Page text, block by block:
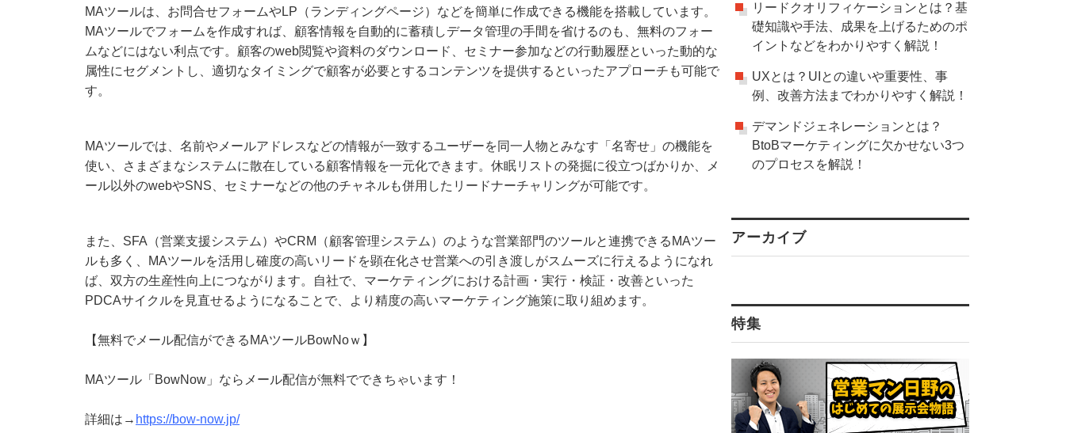
MAツールは、お問合せフォームやLP（ランディングページ）などを簡単に作成できる機能を搭載しています。
MAツールでフォームを作成すれば、顧客情報を自動的に蓄積しデータ管理の手間を省けるのも、無料のフォー
ムなどにはない利点です。顧客のweb閲覧や資料のダウンロード、セミナー参加などの行動履歴といった動的な
属性にセグメントし、適切なタイミングで顧客が必要とするコンテンツを提供するといったアプローチも可能で
す。
MAツールでは、名前やメールアドレスなどの情報が一致するユーザーを同一人物とみなす「名寄せ」の機能を
使い、さまざまなシステムに散在している顧客情報を一元化できます。休眠リストの発掘に役立つばかりか、メ
ール以外のwebやSNS、セミナーなどの他のチャネルも併用したリードナーチャリングが可能です。
また、SFA（営業支援システム）やCRM（顧客管理システム）のような営業部門のツールと連携できるMAツー
ルも多く、MAツールを活用し確度の高いリードを顕在化させ営業への引き渡しがスムーズに行えるようになれ
ば、双方の生産性向上につながります。自社で、マーケティングにおける計画・実行・検証・改善といった
PDCAサイクルを見直せるようになることで、より精度の高いマーケティング施策に取り組めます。
【無料でメール配信ができるMAツールBowNoｗ】
MAツール「BowNow」ならメール配信が無料でできちゃいます！
詳細は→ https://bow-now.jp/
リードクオリフィケーションとは？基
礎知識や手法、成果を上げるためのポ
イントなどをわかりやすく解説！
UXとは？UIとの違いや重要性、事
例、改善方法までわかりやすく解説！
デマンドジェネレーションとは？
BtoBマーケティングに欠かせない3つ
のプロセスを解説！
アーカイブ
特集